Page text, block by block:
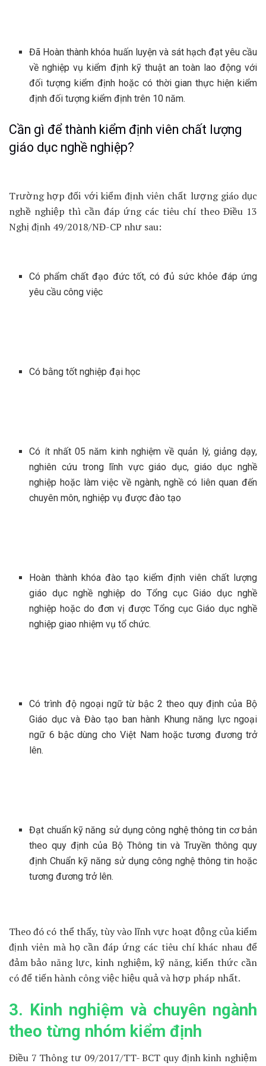
Đã Hoàn thành khóa huấn luyện và sát hạch đạt yêu cầu
về nghiệp vụ kiểm định kỹ thuật an toàn lao động với
đối tượng kiểm định hoặc có thời gian thực hiện kiểm
định đối tượng kiểm định trên 10 năm.
Cần gì để thành kiểm định viên chất lượng
giáo dục nghề nghiệp?
Trường hợp đối với kiểm định viên chất lượng giáo dục
nghề nghiệp thì cần đáp ứng các tiêu chí theo Điều 13
Nghị định 49/2018/NĐ-CP như sau:
Có phẩm chất đạo đức tốt, có đủ sức khỏe đáp ứng
yêu cầu công việc
Có bằng tốt nghiệp đại học
Có ít nhất 05 năm kinh nghiệm về quản lý, giảng dạy,
nghiên cứu trong lĩnh vực giáo dục, giáo dục nghề
nghiệp hoặc làm việc về ngành, nghề có liên quan đến
chuyên môn, nghiệp vụ được đào tạo
Hoàn thành khóa đào tạo kiểm định viên chất lượng
giáo dục nghề nghiệp do Tổng cục Giáo dục nghề
nghiệp hoặc do đơn vị được Tổng cục Giáo dục nghề
nghiệp giao nhiệm vụ tổ chức.
Có trình độ ngoại ngữ từ bậc 2 theo quy định của Bộ
Giáo dục và Đào tạo ban hành Khung năng lực ngoại
ngữ 6 bậc dùng cho Việt Nam hoặc tương đương trở
lên.
Đạt chuẩn kỹ năng sử dụng công nghệ thông tin cơ bản
theo quy định của Bộ Thông tin và Truyền thông quy
định Chuẩn kỹ năng sử dụng công nghệ thông tin hoặc
tương đương trở lên.
Theo đó có thể thấy, tùy vào lĩnh vực hoạt động của kiểm
định viên mà họ cần đáp ứng các tiêu chí khác nhau để
đảm bảo năng lực, kinh nghiệm, kỹ năng, kiến thức cần
có để tiến hành công việc hiệu quả và hợp pháp nhất.
3. Kinh nghiệm và chuyên ngành
theo từng nhóm kiểm định
Điều 7 Thông tư 09/2017/TT- BCT quy định kinh nghiệm